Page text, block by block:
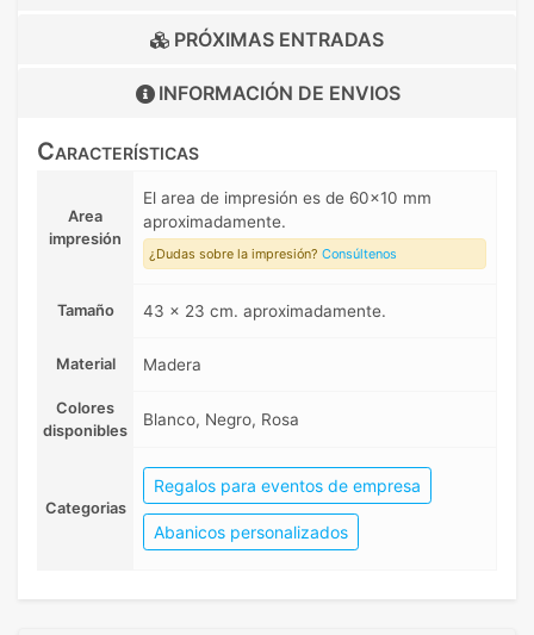
PRÓXIMAS ENTRADAS
INFORMACIÓN DE ENVIOS
Características
Area
impresión
El area de impresión es de 60x10 mm
aproximadamente.
¿Dudas sobre la impresión? Consúltenos
Tamaño 43 x 23 cm. aproximadamente.
Material Madera
Colores
disponibles
Blanco, Negro, Rosa
Categorias
Regalos para eventos de empresa
Abanicos personalizados